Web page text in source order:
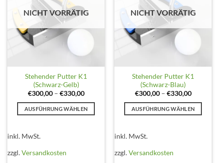
gewählt
werden
gewählt
werden
NICHT VORRÄTIG
Stehender Putter K1
(Schwarz-Gelb)
€300,00– €330,00
AUSFÜHRUNG WÄHLEN
mehrere
inkl. MwSt.
zzgl.Versandkosten
NICHT VORRÄTIG
Stehender Putter K1
(Schwarz-Blau)
€300,00– €330,00
AUSFÜHRUNG WÄHLEN
mehrere
inkl. MwSt.
zzgl.Versandkosten